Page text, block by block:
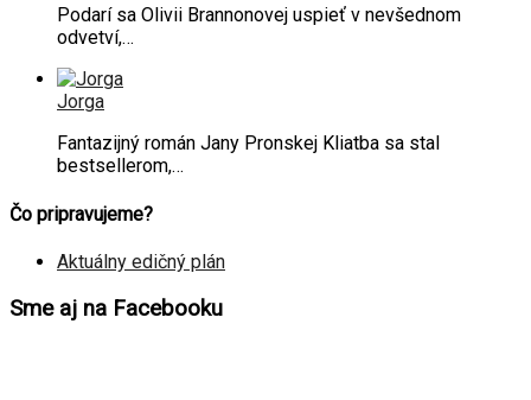
Podarí sa Olivii Brannonovej uspieť v nevšednom
odvetví,…
Jorga
Fantazijný román Jany Pronskej Kliatba sa stal
bestsellerom,…
Čo pripravujeme?
Aktuálny edičný plán
Sme aj na Facebooku